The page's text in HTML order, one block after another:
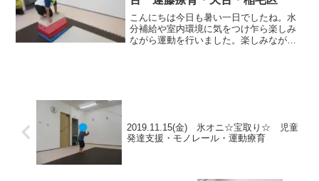
こんにちは今日も暑い一日でしたね。水
分補給や室内環境に気をつけ乍ら楽しみ
ながら運動を行いました。楽しみながら
2019.11.15(金) 氷オニ☆宝取り☆ 児童
発達支援・モノレール・運動療育